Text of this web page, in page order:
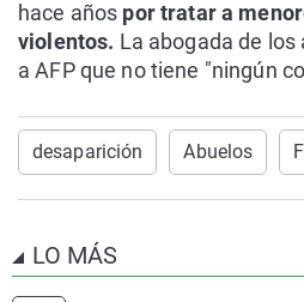
hace años por tratar a
violentos. La abogada de
a AFP que no tiene "ningún
desaparición Abuelos
LO MÁS